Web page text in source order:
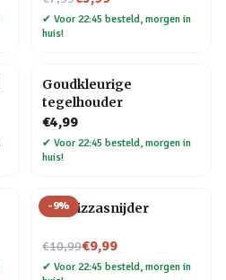
✔ Voor 22:45 besteld, morgen in
huis!
Goudkleurige
tegelhouder
€4,99
✔ Voor 22:45 besteld, morgen in
huis!
-9%
Kat Pizzasnijder
€10,99
Nu voor€9,99
✔ Voor 22:45 besteld, morgen in